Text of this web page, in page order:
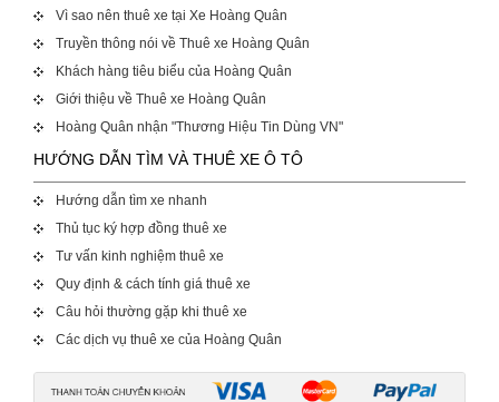
Vì sao nên thuê xe tại Xe Hoàng Quân
Truyền thông nói về Thuê xe Hoàng Quân
Khách hàng tiêu biểu của Hoàng Quân
Giới thiệu về Thuê xe Hoàng Quân
Hoàng Quân nhận "Thương Hiệu Tin Dùng VN"
HƯỚNG DẪN TÌM VÀ THUÊ XE Ô TÔ
Hướng dẫn tìm xe nhanh
Thủ tục ký hợp đồng thuê xe
Tư vấn kinh nghiệm thuê xe
Quy định & cách tính giá thuê xe
Câu hỏi thường gặp khi thuê xe
Các dịch vụ thuê xe của Hoàng Quân